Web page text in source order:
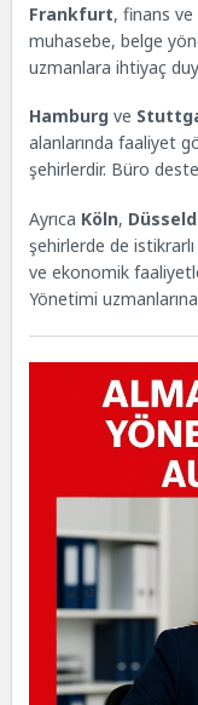
Frankfurt, finans ve
muhasebe, belge
uzmanlara ihtiyaç
Hamburg ve
alanlarında faaliyet
şehirlerdir. Büro
Ayrıca Köln,
şehirlerde de
ve ekonomik
Yönetimi